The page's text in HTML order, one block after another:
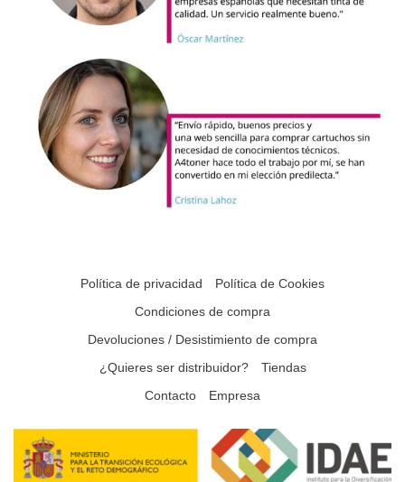
Política de privacidad
Política de Cookies
Condiciones de compra
Devoluciones / Desistimiento de compra
¿Quieres ser distribuidor?
Tiendas
Contacto
Empresa